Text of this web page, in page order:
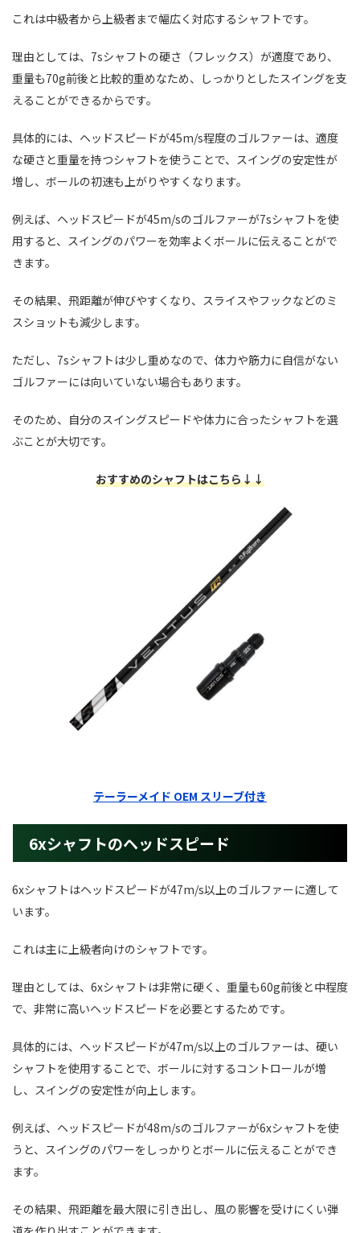
これは中級者から上級者まで幅広く対応するシャフトです。
理由としては、7sシャフトの硬さ（フレックス）が適度であり、
重量も70g前後と比較的重めなため、しっかりとしたスイングを支
えることができるからです。
具体的には、ヘッドスピードが45m/s程度のゴルファーは、適度
な硬さと重量を持つシャフトを使うことで、スイングの安定性が
増し、ボールの初速も上がりやすくなります。
例えば、ヘッドスピードが45m/sのゴルファーが7sシャフトを使
用すると、スイングのパワーを効率よくボールに伝えることがで
きます。
その結果、飛距離が伸びやすくなり、スライスやフックなどのミ
スショットも減少します。
ただし、7sシャフトは少し重めなので、体力や筋力に自信がない
ゴルファーには向いていない場合もあります。
そのため、自分のスイングスピードや体力に合ったシャフトを選
ぶことが大切です。
おすすめのシャフトはこちら↓↓
テーラーメイド OEM スリーブ付き
6xシャフトのヘッドスピード
6xシャフトはヘッドスピードが47m/s以上のゴルファーに適して
います。
これは主に上級者向けのシャフトです。
理由としては、6xシャフトは非常に硬く、重量も60g前後と中程度
で、非常に高いヘッドスピードを必要とするためです。
具体的には、ヘッドスピードが47m/s以上のゴルファーは、硬い
シャフトを使用することで、ボールに対するコントロールが増
し、スイングの安定性が向上します。
例えば、ヘッドスピードが48m/sのゴルファーが6xシャフトを使
うと、スイングのパワーをしっかりとボールに伝えることができ
ます。
その結果、飛距離を最大限に引き出し、風の影響を受けにくい弾